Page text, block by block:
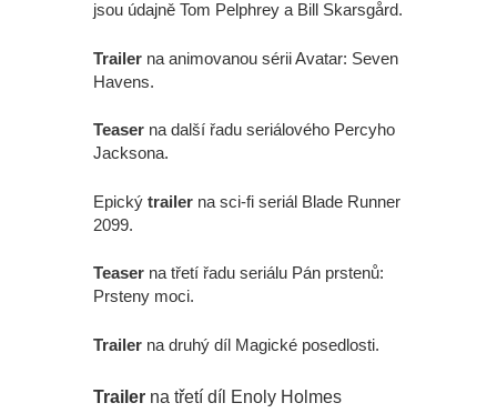
jsou údajně Tom Pelphrey a Bill Skarsgård.
Trailer na animovanou sérii Avatar: Seven
Havens.
Teaser na další řadu seriálového Percyho
Jacksona.
Epický trailer na sci-fi seriál Blade Runner
2099.
Teaser na třetí řadu seriálu Pán prstenů:
Prsteny moci.
Trailer na druhý díl Magické posedlosti.
Trailer na třetí díl Enoly Holmes